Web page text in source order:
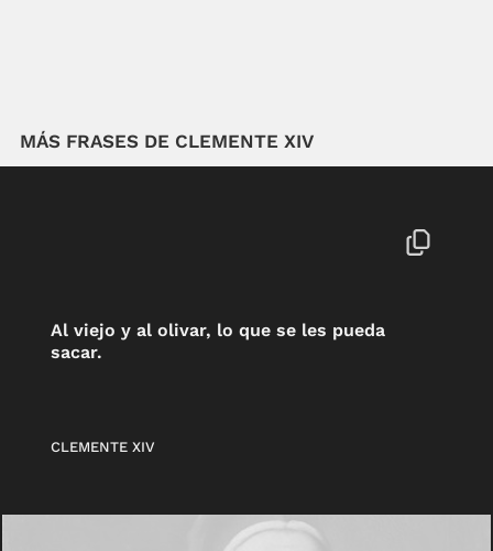
MÁS FRASES DE CLEMENTE XIV
Al viejo y al olivar, lo que se les pueda
sacar.
CLEMENTE XIV